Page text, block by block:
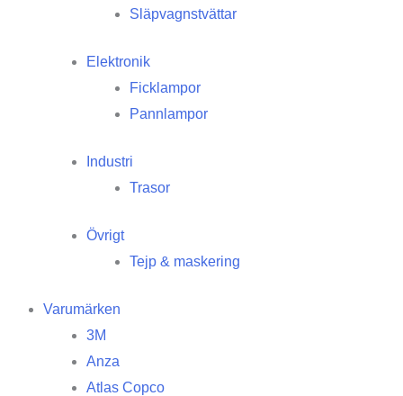
Släpvagnstvättar
Elektronik
Ficklampor
Pannlampor
Industri
Trasor
Övrigt
Tejp & maskering
Varumärken
3M
Anza
Atlas Copco